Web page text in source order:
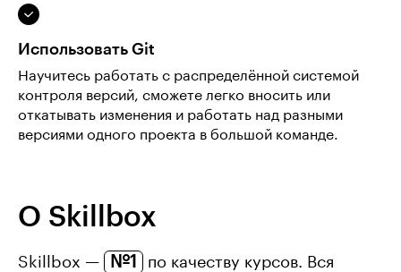
Использовать Git
Научитесь работать с распределённой системой
контроля версий, сможете легко вносить или
откатывать изменения и работать над разными
версиями одного проекта в большой команде.
О Skillbox
Skillbox — №1
по качеству курсов. Вся